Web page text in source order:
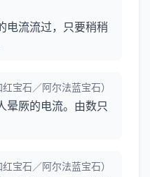
电流流过，只要稍稍
宝石／阿尔法蓝宝石）
晕厥的电流。由数只
宝石／阿尔法蓝宝石）